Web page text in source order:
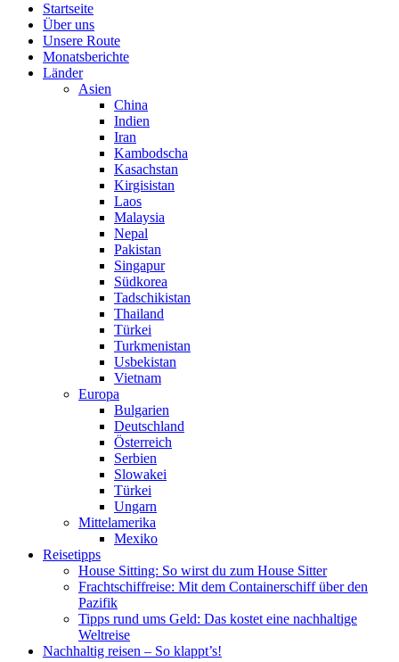
Startseite
Über uns
Unsere Route
Monatsberichte
Länder
Asien
China
Indien
Iran
Kambodscha
Kasachstan
Kirgisistan
Laos
Malaysia
Nepal
Pakistan
Singapur
Südkorea
Tadschikistan
Thailand
Türkei
Turkmenistan
Usbekistan
Vietnam
Europa
Bulgarien
Deutschland
Österreich
Serbien
Slowakei
Türkei
Ungarn
Mittelamerika
Mexiko
Reisetipps
House Sitting: So wirst du zum House Sitter
Frachtschiffreise: Mit dem Containerschiff über den
Pazifik
Tipps rund ums Geld: Das kostet eine nachhaltige
Weltreise
Nachhaltig reisen – So klappt’s!